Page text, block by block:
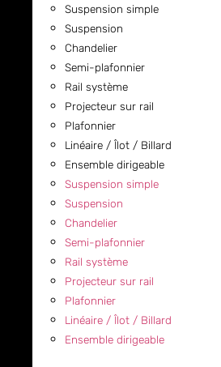
Suspension simple
Suspension
Chandelier
Semi-plafonnier
Rail système
Projecteur sur rail
Plafonnier
Linéaire / Îlot / Billard
Ensemble dirigeable
Suspension simple
Suspension
Chandelier
Semi-plafonnier
Rail système
Projecteur sur rail
Plafonnier
Linéaire / Îlot / Billard
Ensemble dirigeable